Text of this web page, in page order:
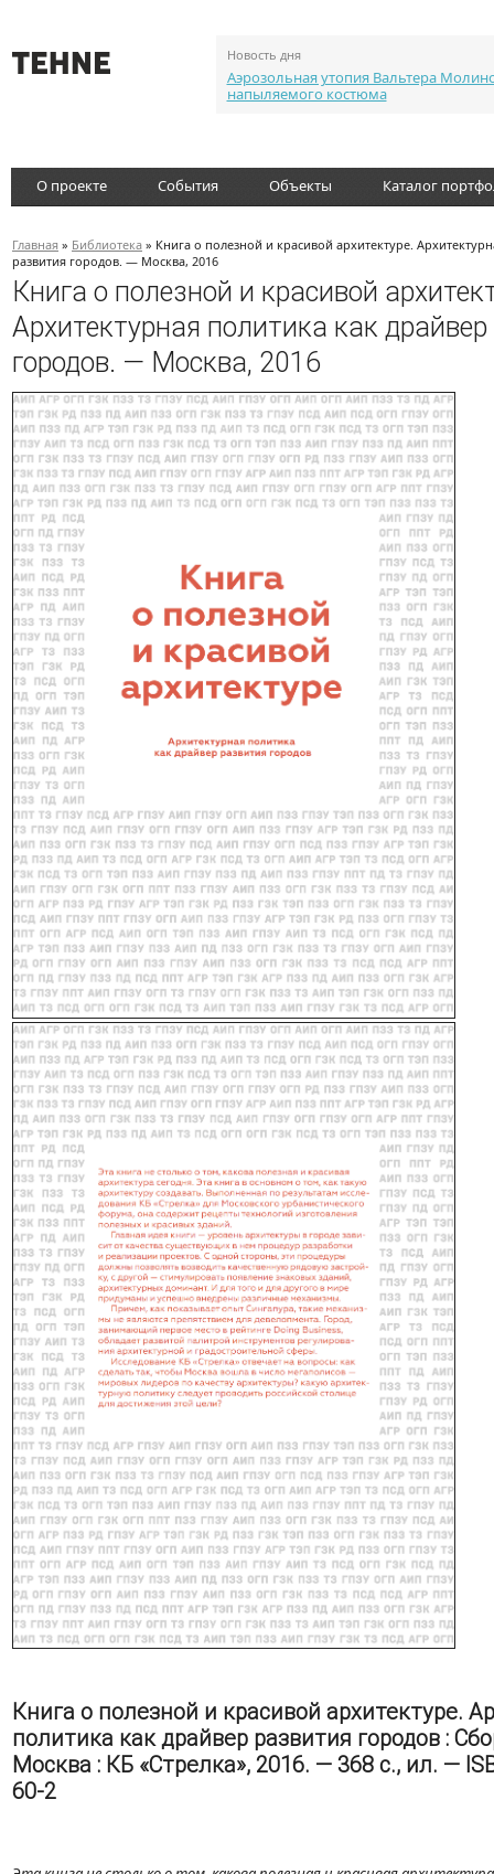
Новость дня
Аэрозольная утопия Вальтера
напыляемого костюма
О проекте События Объекты Каталог
Главная » Библиотека » Книга о полезной и красивой архитектуре.
развития городов. — Москва, 2016
Книга о полезной и красивой
Архитектурная политика как
городов. — Москва, 2016
Книга о полезной и красивой архитектуре.
политика как драйвер развития городов :
Москва : КБ «Стрелка», 2016. — 368 с., ил. —
60-2